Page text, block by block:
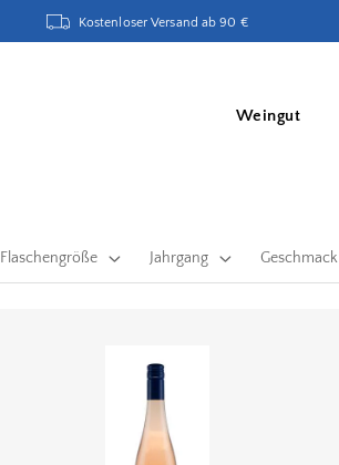
Kostenloser Versand ab 90 €
Weingut
Flaschengröße Jahrgang Geschmack